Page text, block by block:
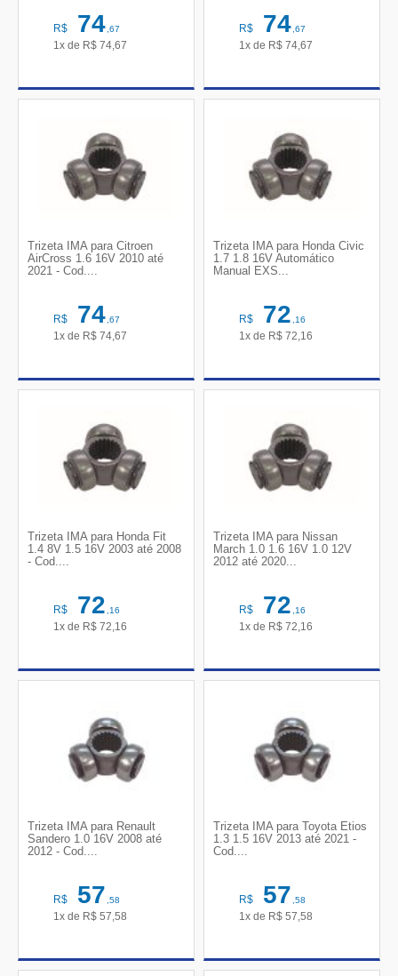
R$ 74,67
1x de R$ 74,67
R$ 74,67
1x de R$ 74,67
Trizeta IMA para Citroen
AirCross 1.6 16V 2010 até
2021 - Cod....
R$ 74,67
1x de R$ 74,67
Trizeta IMA para Honda Civic
1.7 1.8 16V Automático
Manual EXS...
R$ 72,16
1x de R$ 72,16
Trizeta IMA para Honda Fit
1.4 8V 1.5 16V 2003 até 2008
- Cod....
R$ 72,16
1x de R$ 72,16
Trizeta IMA para Nissan
March 1.0 1.6 16V 1.0 12V
2012 até 2020...
R$ 72,16
1x de R$ 72,16
Trizeta IMA para Renault
Sandero 1.0 16V 2008 até
2012 - Cod....
R$ 57,58
1x de R$ 57,58
Trizeta IMA para Toyota Etios
1.3 1.5 16V 2013 até 2021 -
Cod....
R$ 57,58
1x de R$ 57,58